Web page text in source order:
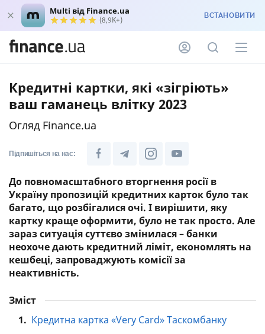
Multi від Finance.ua
(8,9K+) ВСТАНОВИТИ
Кредитні картки, які «зігріють»
ваш гаманець влітку 2023
Огляд Finance.ua
Підпишіться на нас:
До повномасштабного вторгнення росії в
Україну пропозицій кредитних карток було так
багато, що розбігалися очі. І вирішити, яку
картку краще оформити, було не так просто. Але
зараз ситуація суттєво змінилася – банки
неохоче дають кредитний ліміт, економлять на
кешбеці, запроваджують комісії за
неактивність.
Зміст
1. Кредитна картка «Very Card» Таскомбанку